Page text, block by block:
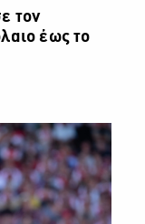
τον
έως το
ΠΟΔΟΣΦΑΙΡΟ